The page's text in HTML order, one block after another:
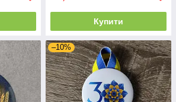
Купити
–10%